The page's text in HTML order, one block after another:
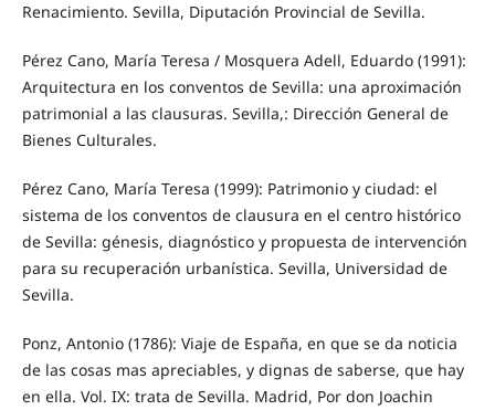
Renacimiento. Sevilla, Diputación Provincial de Sevilla.
Pérez Cano, María Teresa / Mosquera Adell, Eduardo (1991):
Arquitectura en los conventos de Sevilla: una aproximación
patrimonial a las clausuras. Sevilla,: Dirección General de
Bienes Culturales.
Pérez Cano, María Teresa (1999): Patrimonio y ciudad: el
sistema de los conventos de clausura en el centro histórico
de Sevilla: génesis, diagnóstico y propuesta de intervención
para su recuperación urbanística. Sevilla, Universidad de
Sevilla.
Ponz, Antonio (1786): Viaje de España, en que se da noticia
de las cosas mas apreciables, y dignas de saberse, que hay
en ella. Vol. IX: trata de Sevilla. Madrid, Por don Joachin